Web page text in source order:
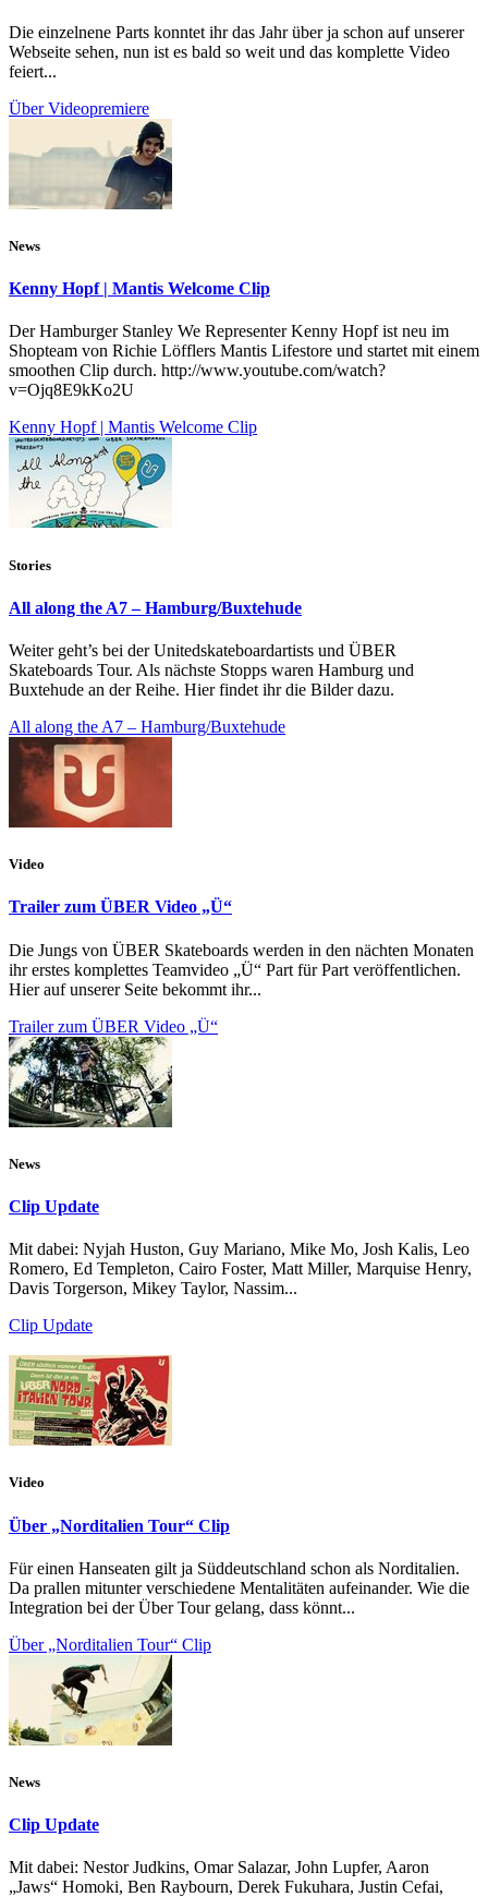
Die einzelnene Parts konntet ihr das Jahr über ja schon auf unserer
Webseite sehen, nun ist es bald so weit und das komplette Video
feiert...
Über Videopremiere
News
Kenny Hopf | Mantis Welcome Clip
Der Hamburger Stanley We Representer Kenny Hopf ist neu im
Shopteam von Richie Löfflers Mantis Lifestore und startet mit einem
smoothen Clip durch. http://www.youtube.com/watch?
v=Ojq8E9kKo2U
Kenny Hopf | Mantis Welcome Clip
Stories
All along the A7 – Hamburg/Buxtehude
Weiter geht’s bei der Unitedskateboardartists und ÜBER
Skateboards Tour. Als nächste Stopps waren Hamburg und
Buxtehude an der Reihe. Hier findet ihr die Bilder dazu.
All along the A7 – Hamburg/Buxtehude
Video
Trailer zum ÜBER Video „Ü“
Die Jungs von ÜBER Skateboards werden in den nächten Monaten
ihr erstes komplettes Teamvideo „Ü“ Part für Part veröffentlichen.
Hier auf unserer Seite bekommt ihr...
Trailer zum ÜBER Video „Ü“
News
Clip Update
Mit dabei: Nyjah Huston, Guy Mariano, Mike Mo, Josh Kalis, Leo
Romero, Ed Templeton, Cairo Foster, Matt Miller, Marquise Henry,
Davis Torgerson, Mikey Taylor, Nassim...
Clip Update
Video
Über „Norditalien Tour“ Clip
Für einen Hanseaten gilt ja Süddeutschland schon als Norditalien.
Da prallen mitunter verschiedene Mentalitäten aufeinander. Wie die
Integration bei der Über Tour gelang, dass könnt...
Über „Norditalien Tour“ Clip
News
Clip Update
Mit dabei: Nestor Judkins, Omar Salazar, John Lupfer, Aaron
„Jaws“ Homoki, Ben Raybourn, Derek Fukuhara, Justin Cefai,